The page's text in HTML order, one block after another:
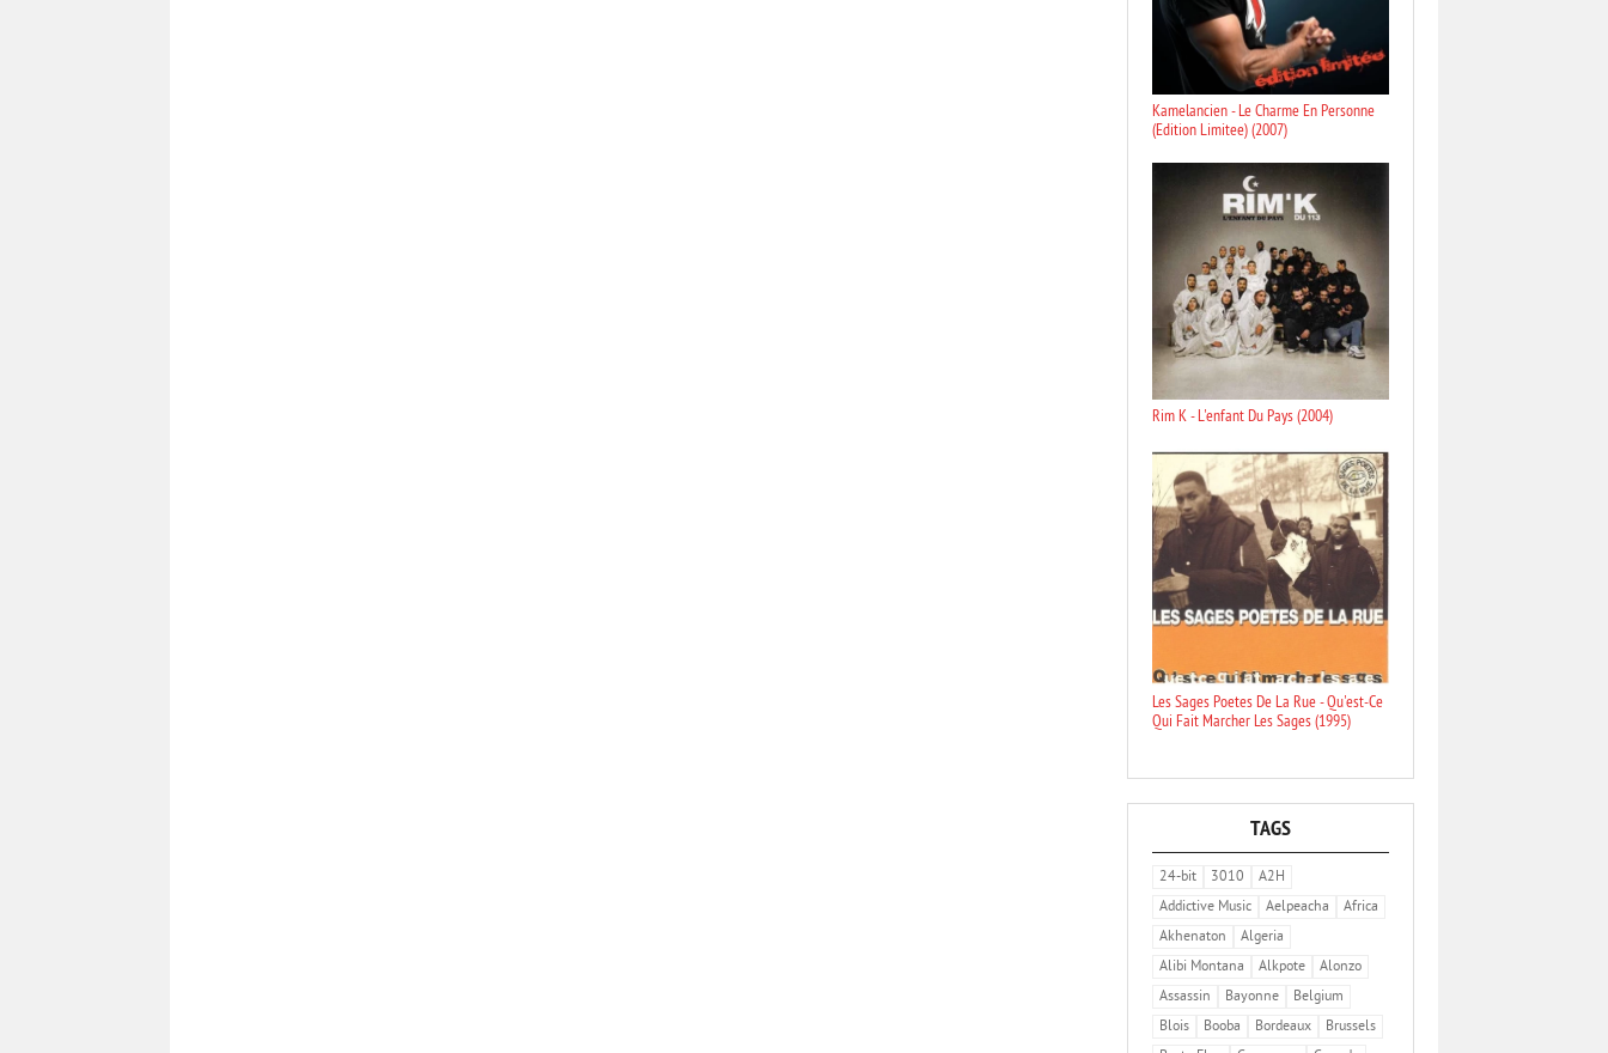
Kamelancien - Le Charme En Personne
(Edition Limitee) (2007)
Rim K - L'enfant Du Pays (2004)
Les Sages Poetes De La Rue - Qu'est-Ce
Qui Fait Marcher Les Sages (1995)
TAGS
24-bit 3010
A2H
Addictive Music
Aelpeacha
Africa
Akhenaton
Algeria
Alibi Montana
Alkpote
Alonzo
Assassin
Bayonne
Belgium
Blois
Booba Bordeaux
Brussels